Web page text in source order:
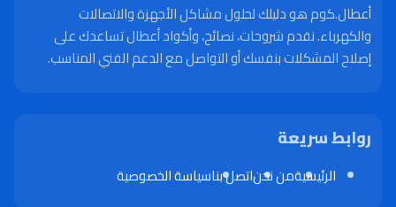
أعطال.كوم هو دليلك لحلول مشاكل الأجهزة والاتصالات
والكهرباء. نقدم شروحات، نصائح، وأكواد أعطال تساعدك على
إصلاح المشكلات بنفسك أو التواصل مع الدعم الفني المناسب.
روابط سريعة
الرئيسيةمن نحناتصل بناسياسة الخصوصية